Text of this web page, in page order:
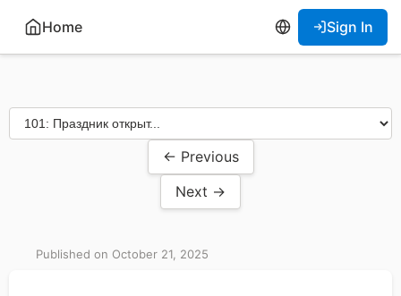
Home Sign In
← Previous
Next →
Published on October 21, 2025